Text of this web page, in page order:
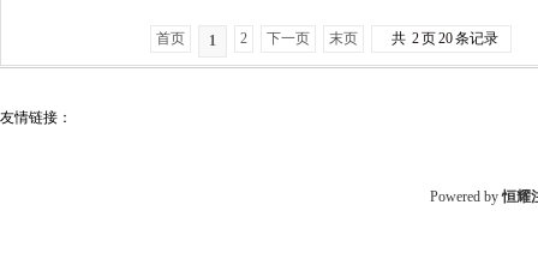
首页 1 2 下一页 末页 共 2页20条记录
友情链接：
Powered by恒耀